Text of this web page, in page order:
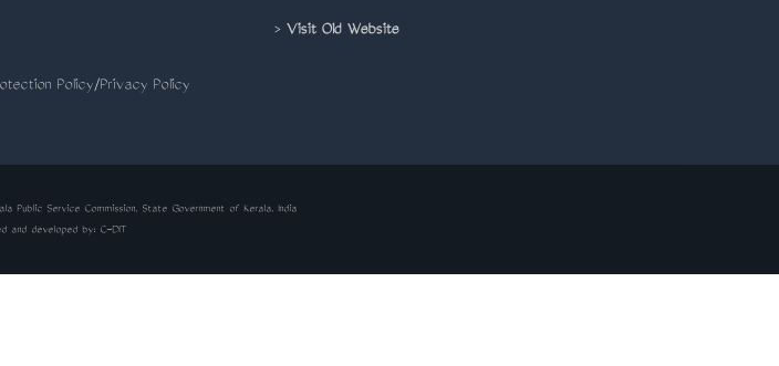
Policy/Privacy Policy
> Visit Old Website
Public Service Commission, State Government of Kerala, India
and developed by: C-DIT